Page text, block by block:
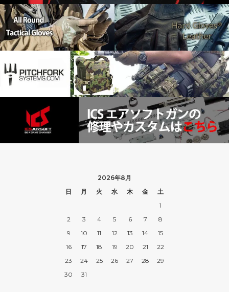
2026年8月
日
月 火 水 木 金
土
1
2
3 4 5 6 7
8
9
10 11 12 13 14
15
16
17 18 19 20 21
22
23
24 25 26 27 28
29
30
31